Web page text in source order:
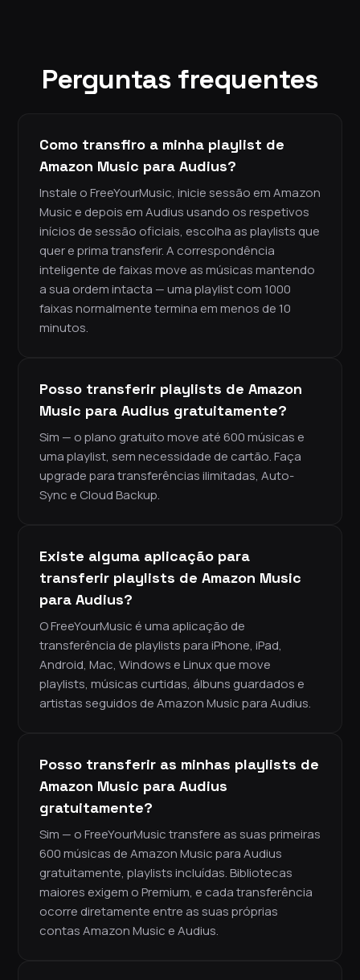
Perguntas frequentes
Como transfiro a minha playlist de
Amazon Music para Audius?
Instale o FreeYourMusic, inicie sessão em Amazon
Music e depois em Audius usando os respetivos
inícios de sessão oficiais, escolha as playlists que
quer e prima transferir. A correspondência
inteligente de faixas move as músicas mantendo
a sua ordem intacta — uma playlist com 1000
faixas normalmente termina em menos de 10
minutos.
Posso transferir playlists de Amazon
Music para Audius gratuitamente?
Sim — o plano gratuito move até 600 músicas e
uma playlist, sem necessidade de cartão. Faça
upgrade para transferências ilimitadas, Auto-
Sync e Cloud Backup.
Existe alguma aplicação para
transferir playlists de Amazon Music
para Audius?
O FreeYourMusic é uma aplicação de
transferência de playlists para iPhone, iPad,
Android, Mac, Windows e Linux que move
playlists, músicas curtidas, álbuns guardados e
artistas seguidos de Amazon Music para Audius.
Posso transferir as minhas playlists de
Amazon Music para Audius
gratuitamente?
Sim — o FreeYourMusic transfere as suas primeiras
600 músicas de Amazon Music para Audius
gratuitamente, playlists incluídas. Bibliotecas
maiores exigem o Premium, e cada transferência
ocorre diretamente entre as suas próprias
contas Amazon Music e Audius.